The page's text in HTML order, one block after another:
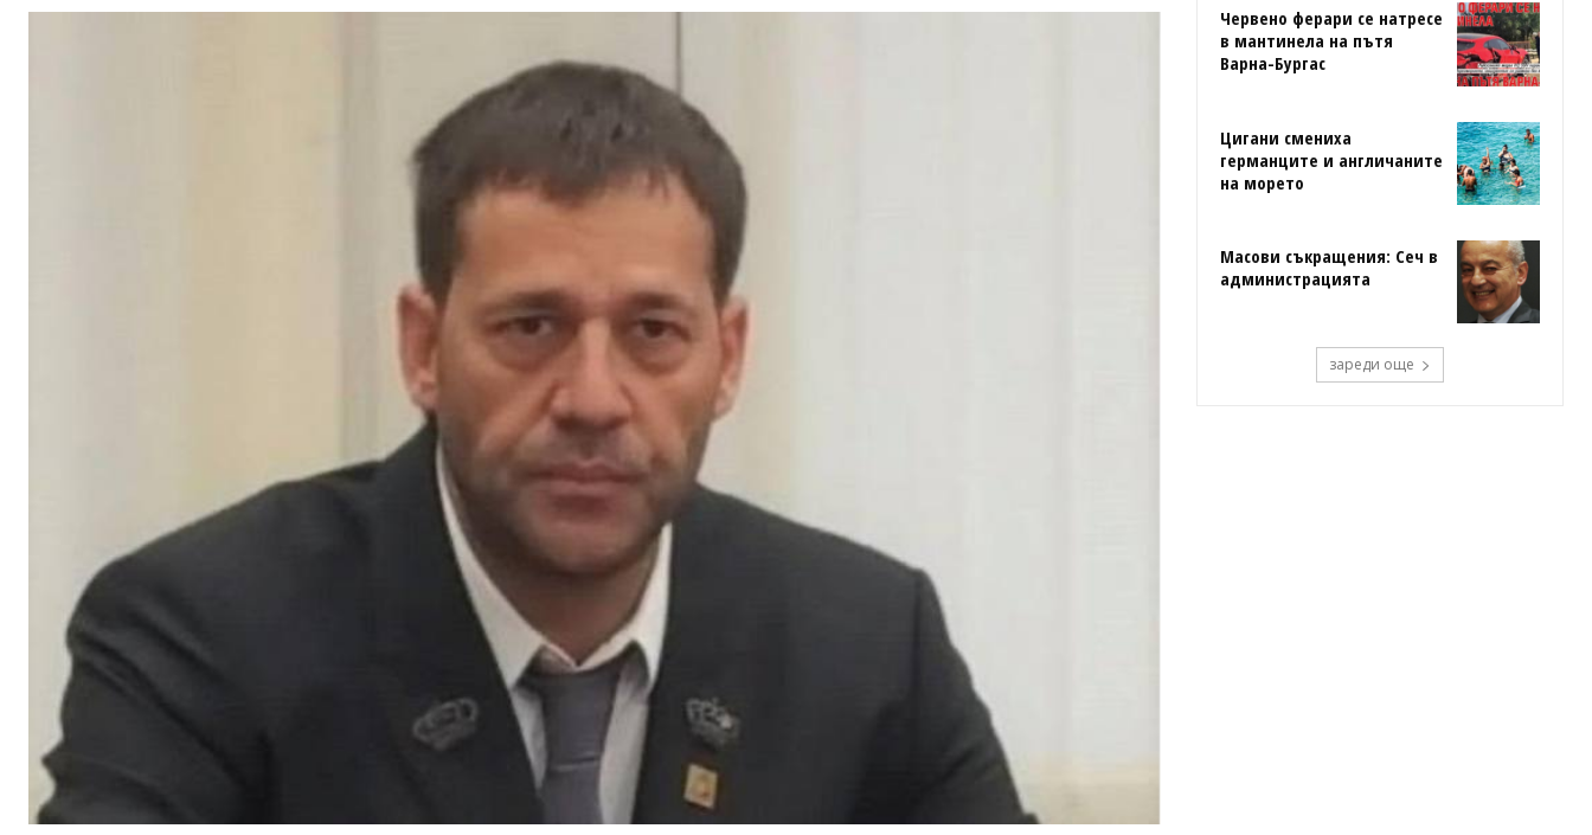
Червено ферари се натресе
в мантинела на пътя
Варна-Бургас
Цигани смениха
германците и англичаните
на морето
Масови съкращения: Сеч в
администрацията
зареди още